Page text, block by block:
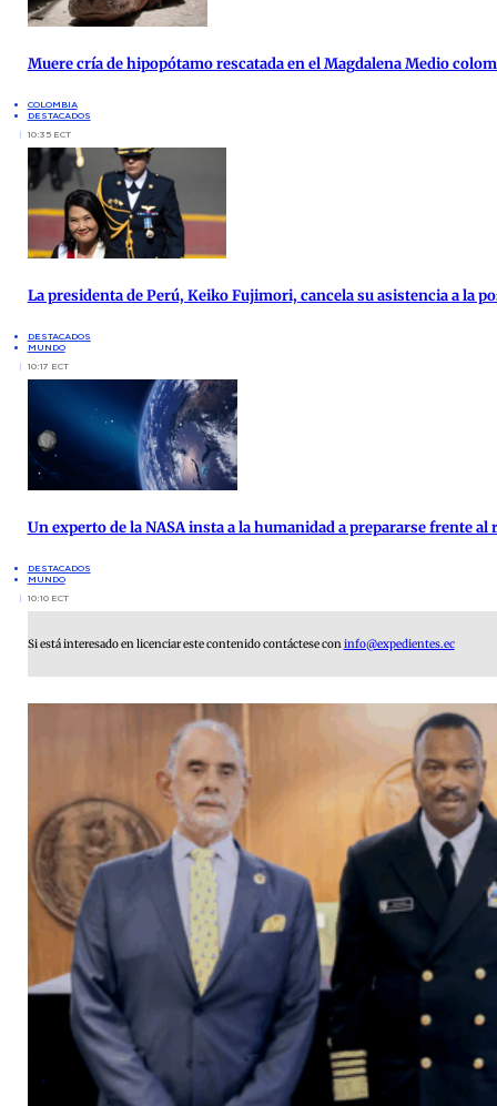
Muere cría de hipopótamo rescatada en el Magdalena Medio
COLOMBIA
DESTACADOS
10:35 ECT
La presidenta de Perú, Keiko Fujimori, cancela su asistencia a la
DESTACADOS
MUNDO
10:17 ECT
Un experto de la NASA insta a la humanidad a prepararse frente
DESTACADOS
MUNDO
10:10 ECT
Si está interesado en licenciar este contenido contáctese coninfo@expedientes.ec